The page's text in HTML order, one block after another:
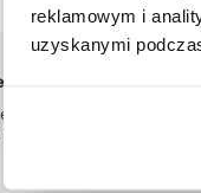
reklamowym i
uzyskanymi
Rzeszowski
Rejtana 16C